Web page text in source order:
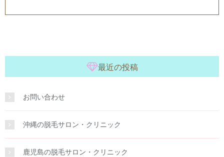
最近の投稿
お問い合わせ
沖縄の脱毛サロン・クリニック
鹿児島の脱毛サロン・クリニック